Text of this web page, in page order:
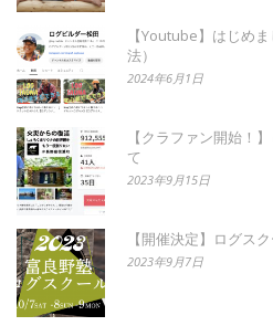
【Youtube】はじめ
法）
2024年6月1日
【クラファン開始！
て
2023年9月15日
【開催決定】ログス
2023年9月7日